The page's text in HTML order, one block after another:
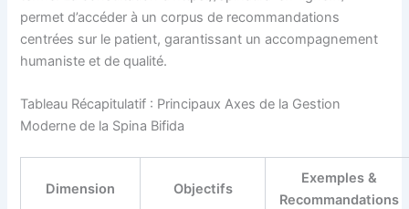
permet d’accéder à un corpus de recommandations
centrées sur le patient, garantissant un accompagnement
humaniste et de qualité.
Tableau Récapitulatif : Principaux Axes de la Gestion
Moderne de la Spina Bifida
Dimension Objectifs
Exemples &
Recommandations